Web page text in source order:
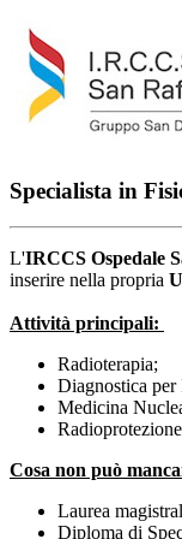
Specialista in
L'IRCCS Ospedale
inserire nella propria
Attività principali:
Radioterapia;
Diagnostica
Medicina
Cosa non può
Laurea
Diploma di